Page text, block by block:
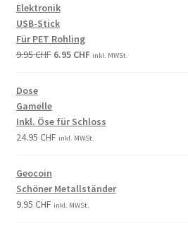
Elektronik
USB-Stick
Für PET Rohling
9.95CHF 6.95 CHF inkl. MWSt.
Dose
Gamelle
Inkl. Öse für Schloss
24.95 CHF inkl. MWSt.
Geocoin
Schöner Metallständer
9.95 CHF inkl. MWSt.